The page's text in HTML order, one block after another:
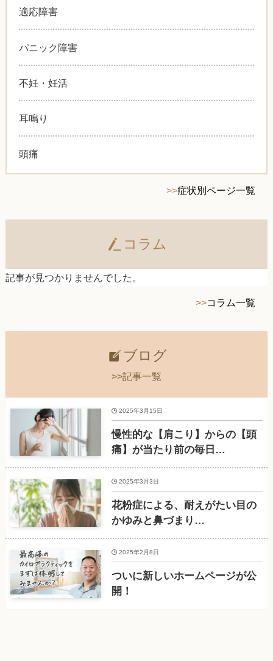
適応障害
パニック障害
不妊・妊活
耳鳴り
頭痛
>>症状別ページ一覧
コラム
記事が見つかりませんでした。
>>コラム一覧
ブログ
>>記事一覧
慢性的な【肩こり】からの【頭
痛】が当たり前の毎日…
2025年3月15日
花粉症による、耐えがたい目の
かゆみと鼻づまり…
2025年3月3日
ついに新しいホームページが公
開！
2025年2月8日